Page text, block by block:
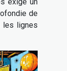
exige un
de
les lignes